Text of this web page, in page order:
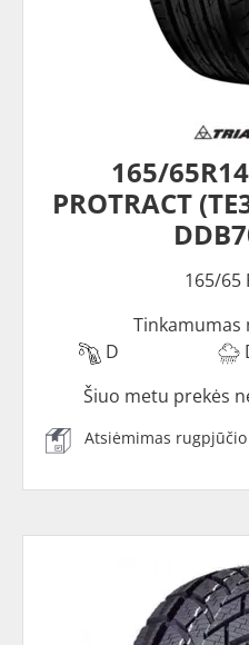
165/
PROTRACT
165/65
Tinkamumas
D
Šiuo metu prekės
Atsiėmimas rugpjūčio